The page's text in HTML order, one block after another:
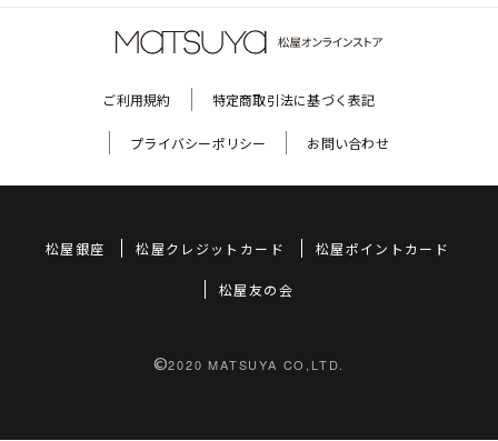
ご利用規約 特定商取引法に基づく表記
プライバシーポリシー お問い合わせ
松屋銀座 松屋クレジットカード 松屋ポイントカード
松屋友の会
©2020 MATSUYA CO,LTD.